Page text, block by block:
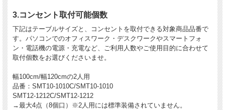
3.コンセント取付可能個数
下記はテーブルサイズと、コンセントを取付できる対象商品品番で
す。パソコンでのオフィスワーク・デスクワークやスマートフォ
ン・電話機の電源・充電など、ご利用人数やご使用目的に合わせて
取付個数をお選びくださいませ。
幅100cm/幅120cmの2人用
品番：SMT10-1010C/SMT10-1010
SMT12-1212C/SMT12-1212
→最大4点（8個口）※2人用には標準装備されていません。